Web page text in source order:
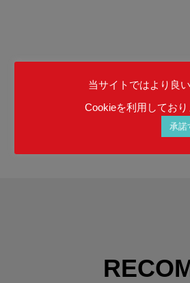
当サイトではより良
Cookieを利用してお
承諾